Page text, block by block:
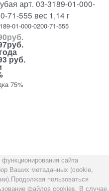
арт. 03-3189-01-000-
71-555 вес 1,14 г
01-000-0200-71-555
руб.
руб.
руб.
75%
сайта
Ваших метаданных (cookie,
пользоваться
файлов cookies. В случае,